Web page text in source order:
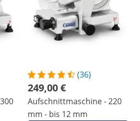
(36)
249,00 €
Aufschnittmaschine - 220
mm - bis 12 mm